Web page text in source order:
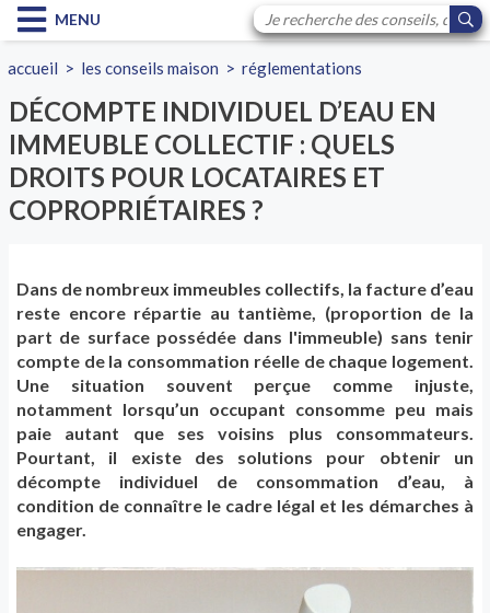
MENU
accueil > les conseils maison >réglementations
DÉCOMPTE INDIVIDUEL D’EAU EN
IMMEUBLE COLLECTIF : QUELS
DROITS POUR LOCATAIRES ET
COPROPRIÉTAIRES ?
Dans de nombreux immeubles collectifs, la facture d’eau
reste encore répartie au tantième, (proportion de la
part de surface possédée dans l'immeuble) sans tenir
compte de la consommation réelle de chaque logement.
Une situation souvent perçue comme injuste,
notamment lorsqu’un occupant consomme peu mais
paie autant que ses voisins plus consommateurs.
Pourtant, il existe des solutions pour obtenir un
décompte individuel de consommation d’eau, à
condition de connaître le cadre légal et les démarches à
engager.